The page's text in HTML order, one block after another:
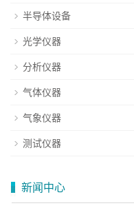
半导体设备
光学仪器
分析仪器
气体仪器
气象仪器
测试仪器
新闻中心